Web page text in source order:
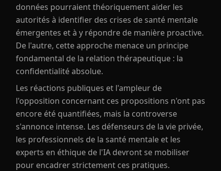
données pourraient théoriquement aider les
autorités à identifier des crises de santé mentale
émergentes et à y répondre de manière proactive.
De l'autre, cette approche menace un principe
fondamental de la relation thérapeutique : la
confidentialité absolue.
Les réactions publiques et l'ampleur de
l'opposition concernant ces propositions n'ont pas
encore été quantifiées, mais la controverse
s'annonce intense. Les défenseurs de la vie privée,
les professionnels de la santé mentale et les
experts en éthique de l'IA devront se mobiliser
pour encadrer strictement ces pratiques.